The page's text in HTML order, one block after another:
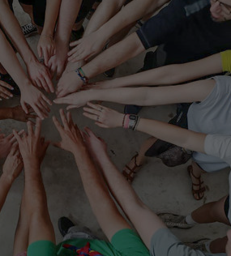
Sie unter 16 Jahre alt sind und Ihre
müssen Sie Ihre Erziehungsberechtigten
Cookies und andere Technologien
während andere uns helfen, diese
Personenbezogene Daten können
Anzeigen und Inhalte oder
Informationen über die Verwendung Ihrer
Sie eine Übersicht über alle verwendeten
zu ganzen Kategorien geben oder sich
und so nur bestimmte Cookies auswählen.
akzeptieren
und weiter